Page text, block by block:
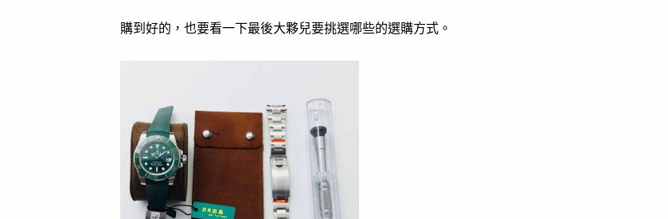
購到好的，也要看一下最後大夥兒要挑選哪些的選購方式。